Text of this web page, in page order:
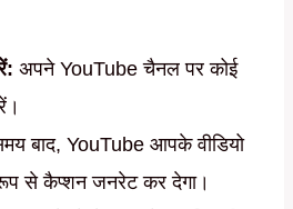
अपने YouTube चैनल पर कोई
बाद, YouTube आपके वीडियो
से कैप्शन जनरेट कर देगा।